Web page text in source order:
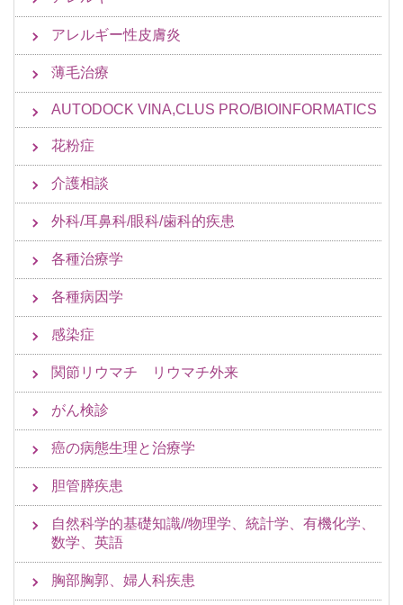
アレルギー性皮膚炎
薄毛治療
AUTODOCK VINA,CLUS PRO/BIOINFORMATICS
花粉症
介護相談
外科/耳鼻科/眼科/歯科的疾患
各種治療学
各種病因学
感染症
関節リウマチ リウマチ外来
がん検診
癌の病態生理と治療学
胆管膵疾患
自然科学的基礎知識//物理学、統計学、有機化学、
数学、英語
胸部胸郭、婦人科疾患